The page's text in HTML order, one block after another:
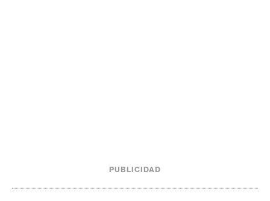
PUBLICIDAD